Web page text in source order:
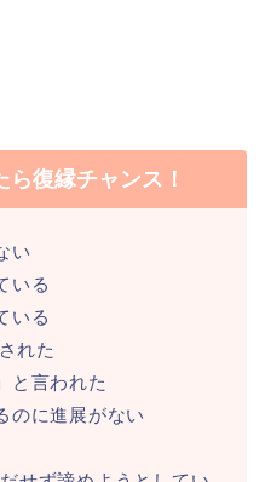
復縁チャンス！
い
いる
いる
れた
と言われた
に進展がない